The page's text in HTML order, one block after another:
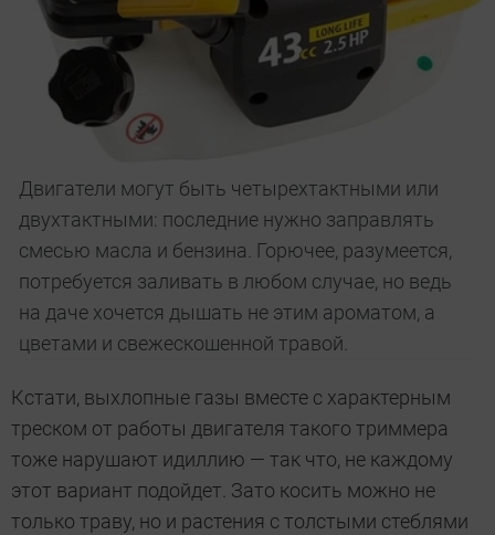
Двигатели могут быть четырехтактными или
двухтактными: последние нужно заправлять
смесью масла и бензина. Горючее, разумеется,
потребуется заливать в любом случае, но ведь
на даче хочется дышать не этим ароматом, а
цветами и свежескошенной травой.
Кстати, выхлопные газы вместе с характерным
треском от работы двигателя такого триммера
тоже нарушают идиллию — так что, не каждому
этот вариант подойдет. Зато косить можно не
только траву, но и растения с толстыми стеблями